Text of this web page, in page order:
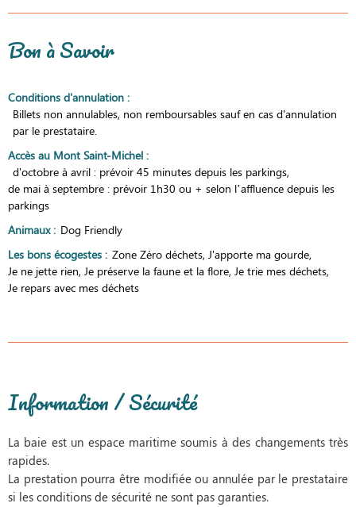
Bon à Savoir
Conditions d'annulation :
Billets non annulables, non remboursables sauf en cas d'annulation
par le prestataire.
Accès au Mont Saint-Michel :
d'octobre à avril : prévoir 45 minutes depuis les parkings
de mai à septembre : prévoir 1h30 ou + selon l’affluence depuis les
parkings
Animaux: Dog Friendly
Les bons écogestes : Zone Zéro déchets J'apporte ma gourde
Je ne jette rien Je préserve la faune et la flore Je trie mes déchets
Je repars avec mes déchets
Information / Sécurité
La baie est un espace maritime soumis à des changements très
rapides.
La prestation pourra être modifiée ou annulée par le prestataire
si les conditions de sécurité ne sont pas garanties.